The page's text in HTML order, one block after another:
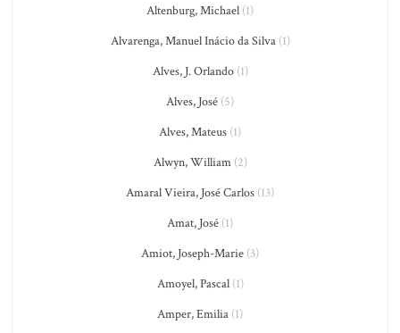
Altenburg, Michael (1)
Alvarenga, Manuel Inácio da Silva(1)
Alves, J. Orlando(1)
Alves, José (5)
Alves, Mateus (1)
Alwyn, William(2)
Amaral Vieira, José Carlos (13)
Amat, José (1)
Amiot, Joseph-Marie (3)
Amoyel, Pascal(1)
Amper, Emilia (1)